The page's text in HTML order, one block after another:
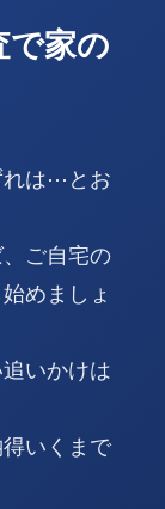
で家の
れは⋯とお
ご自宅の
めましょ
いかけは
いくまで